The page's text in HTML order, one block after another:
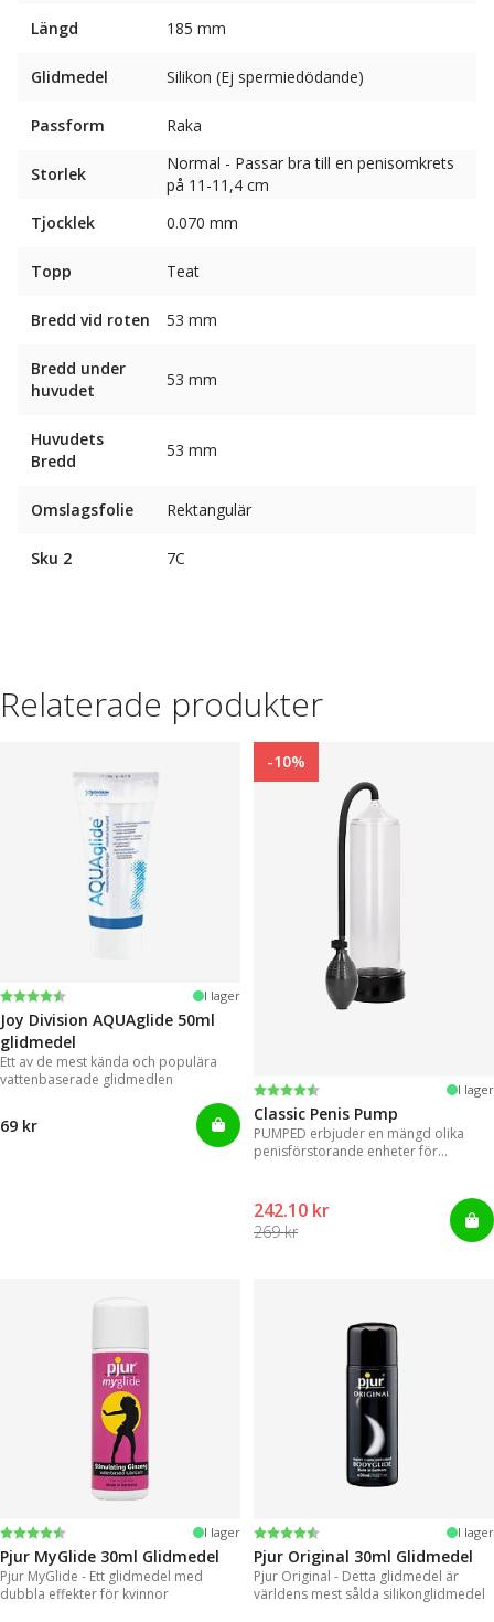
Längd 185 mm
Glidmedel Silikon (Ej spermiedödande)
Passform Raka
Storlek
Normal - Passar bra till en penisomkrets
på 11-11,4 cm
Tjocklek
0.070 mm
Topp Teat
Bredd vid roten 53 mm
Bredd under
huvudet
53 mm
Huvudets
Bredd
53 mm
Omslagsfolie Rektangulär
Sku 2 7C
Relaterade produkter
Betyg:
4.2 utav 5 stjärnor I lager
Joy Division AQUAglide 50ml
glidmedel
Ett av de mest kända och populära
vattenbaserade glidmedlen
69 kr
-10%
Betyg:
4.3 utav 5 stjärnor I lager
Classic Penis Pump
PUMPED erbjuder en mängd olika
penisförstorande enheter för
242.10 kr
269 kr
Betyg:
4.2 utav 5 stjärnor I lager
Pjur MyGlide 30ml Glidmedel
Pjur MyGlide - Ett glidmedel med
dubbla effekter för kvinnor
Betyg:
4.2 utav 5 stjärnor I lager
Pjur Original 30ml Glidmedel
Pjur Original - Detta glidmedel är
världens mest sålda silikonglidmedel